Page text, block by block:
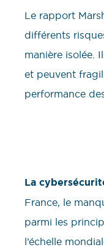
Le rapport
différents
manière isolée.
et peuvent
performance
La
France, le
parmi les
l’échelle